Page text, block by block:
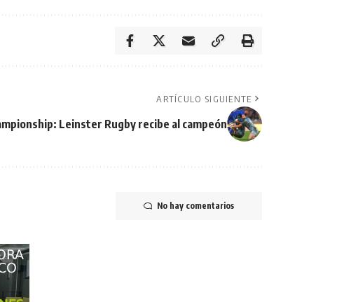
ARTÍCULO SIGUIENTE
Leinster Rugby recibe al campeón
No hay comentarios